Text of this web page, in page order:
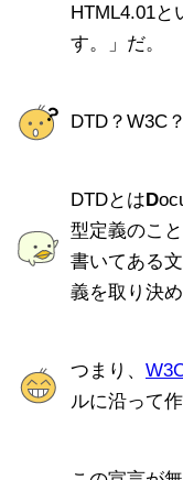
HTML4.01と
す。」だ。
DTD？W3C
DTDとはD
型定義のこ
書いてある文
義を取り決
つまり、
ルに沿って